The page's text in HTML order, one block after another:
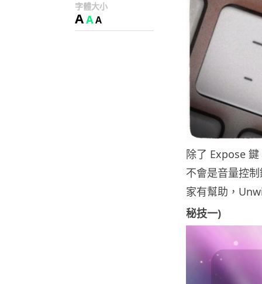
字體大小
AAA
除了 Expose
不會是音量控
家有幫助，
秘技一)